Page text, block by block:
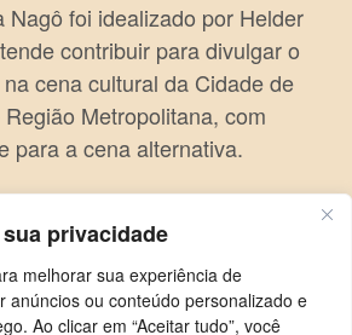
privacidade
melhorar sua experiência de
anúncios ou conteúdo personalizado e
Ao clicar em “Aceitar tudo”, você
Nagô foi idealizado por Helder
contribuir para divulgar o
cena cultural da Cidade de
Metropolitana, com
para a cena alternativa.